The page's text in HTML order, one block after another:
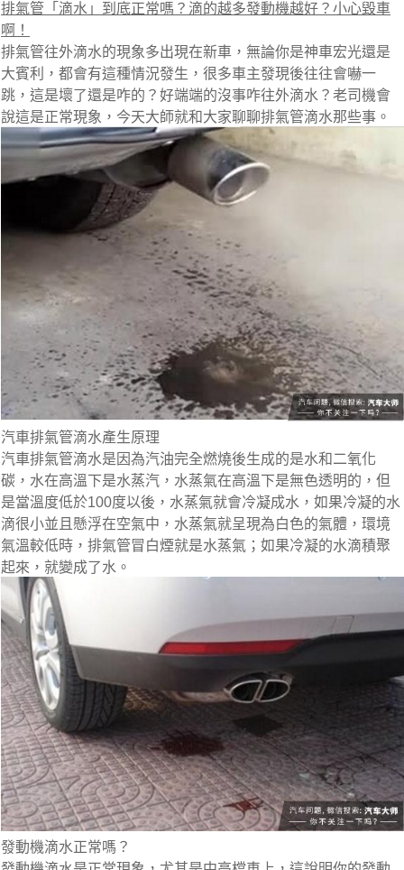
排氣管「滴水」到底正常嗎？滴的越多發動機越好？小心毀車
啊！
排氣管往外滴水的現象多出現在新車，無論你是神車宏光還是
大賓利，都會有這種情況發生，很多車主發現後往往會嚇一
跳，這是壞了還是咋的？好端端的沒事咋往外滴水？老司機會
說這是正常現象，今天大師就和大家聊聊排氣管滴水那些事。
汽車排氣管滴水產生原理
汽車排氣管滴水是因為汽油完全燃燒後生成的是水和二氧化
碳，水在高溫下是水蒸汽，水蒸氣在高溫下是無色透明的，但
是當溫度低於100度以後，水蒸氣就會冷凝成水，如果冷凝的水
滴很小並且懸浮在空氣中，水蒸氣就呈現為白色的氣體，環境
氣溫較低時，排氣管冒白煙就是水蒸氣；如果冷凝的水滴積聚
起來，就變成了水。
發動機滴水正常嗎？